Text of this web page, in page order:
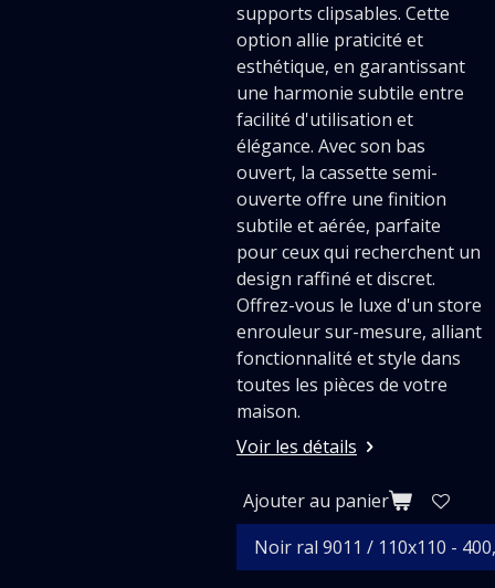
supports clipsables. Cette
option allie praticité et
esthétique, en garantissant
une harmonie subtile entre
facilité d'utilisation et
élégance. Avec son bas
ouvert, la cassette semi-
ouverte offre une finition
subtile et aérée, parfaite
pour ceux qui recherchent un
design raffiné et discret.
Offrez-vous le luxe d'un store
enrouleur sur-mesure, alliant
fonctionnalité et style dans
toutes les pièces de votre
maison.
Voir les détails
Ajouter au panier